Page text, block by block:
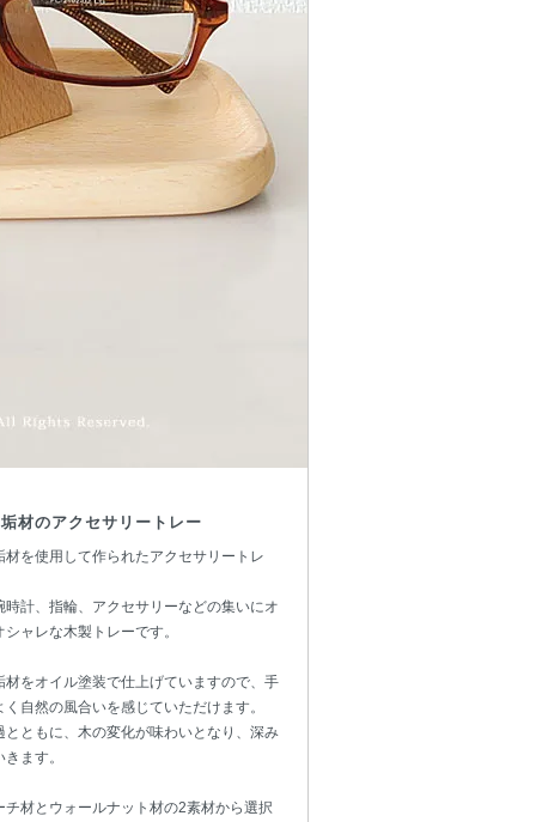
材のアクセサリートレー
材を使用して作られたアクセサリートレ
時計、指輪、アクセサリーなどの集いにオ
ャレな木製トレーです。
材をオイル塗装で仕上げていますので、手
く自然の風合いを感じていただけます。
とともに、木の変化が味わいとなり、深み
ます。
チ材とウォールナット材の2素材から選択